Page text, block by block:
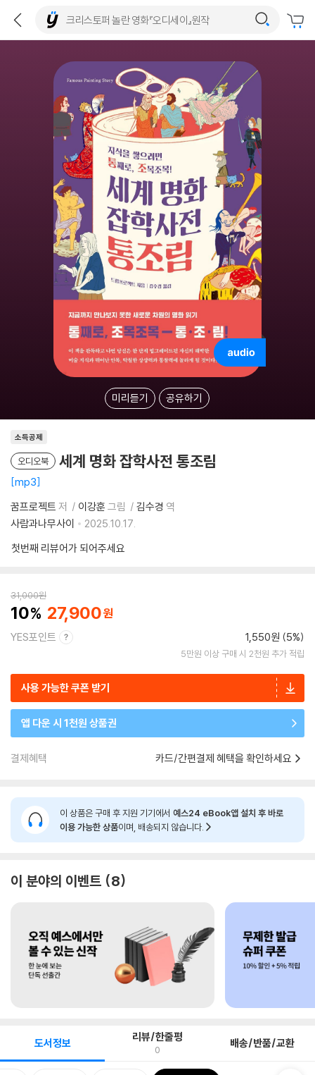
미리듣기 공유하기
소득공제
오디오북 세계 명화 잡학사전 통조림
mp3
꿈프로젝트 저 이강훈 그림 김수경 역
사람과나무사이
2025.10.17.
첫번째 리뷰어가 되어주세요
31,000원
10 27,900
YES포인트 1,550원 (5%)
5만원 이상 구매 시 2천원 추가 적립
사용 가능한 쿠폰 받기
앱 다운 시 1천원 상품권
결제혜택 카드/간편결제 혜택을 확인하세요
이 상품은 구매 후 지원 기기에서 예스24 eBook앱 설치 후 바로
이용 가능한 상품이며, 배송되지 않습니다.
이 분야의 이벤트 8
도서정보 리뷰/한줄평
0 배송/반품/교환